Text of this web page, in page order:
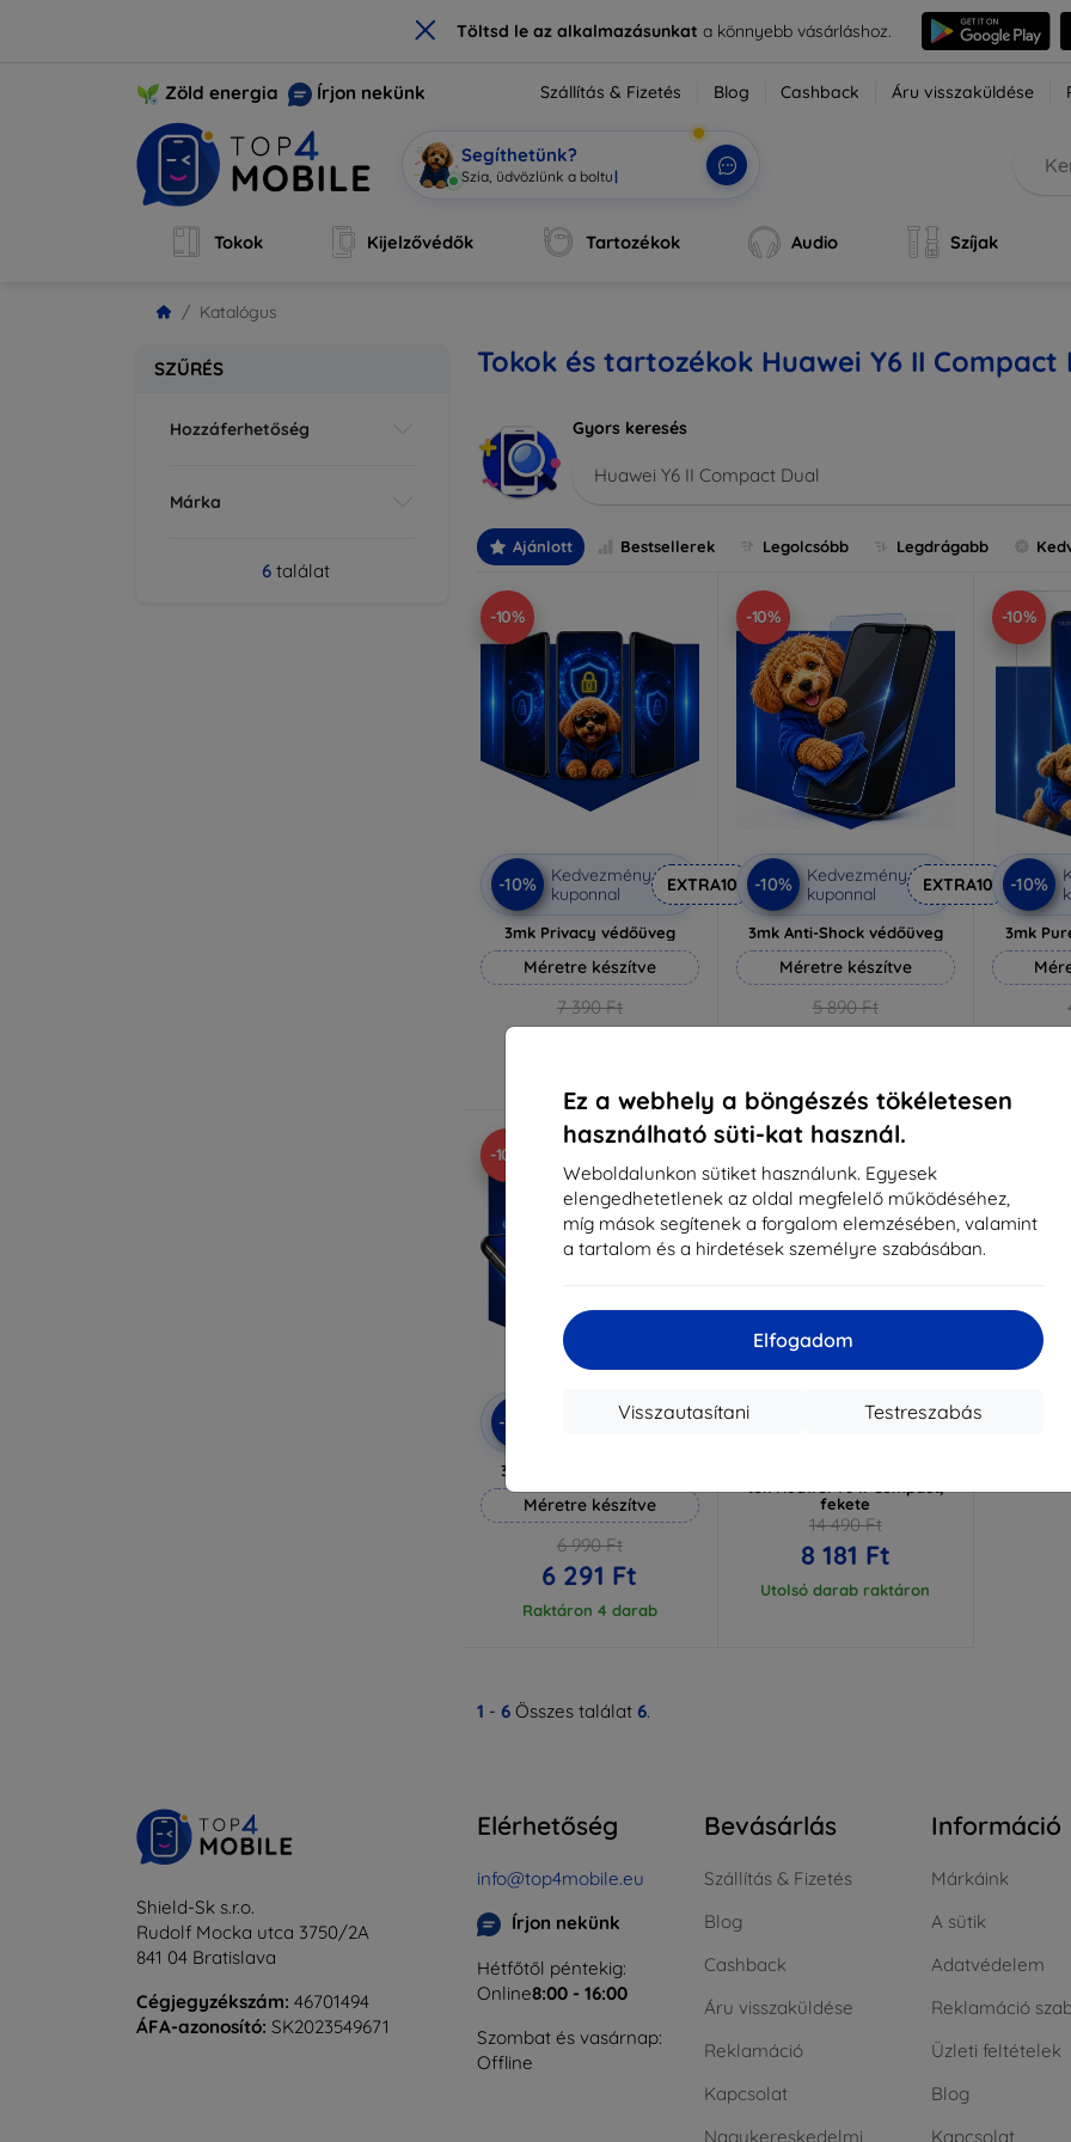
× Töltsd le az alkalmazásunkata könnyebb vásárláshoz.
Ez a webhely a böngészés tökéletesen
használható süti-kat használ.
Weboldalunkon sütiket használunk. Egyesek
elengedhetetlenek az oldal megfelelő működéséhez,
míg mások segítenek a forgalom elemzésében, valamint
a tartalom és a hirdetések személyre szabásában.
Elfogadom
Testreszabás
Visszautasítani
Zöld energia Írjon nekünk Szállítás & Fizetés Blog Cashback Áru visszaküldése
Segíthetünk?
Mo|
Tokok Kijelzővédők Tartozékok Audio Szíjak
Katalógus
SZŰRÉS
Hozzáferhetőség
Márka
6találat
Tokok és tartozékok Huawei Y6 II Compact
Gyors keresés
Huawei Y6 II Compact Dual
Ajánlott Bestsellerek Legolcsóbb Legdrágabb
-10%
-10%
Kedvezmény
kuponnal
EXTRA10
3mk Privacy védőüveg
Méretre készítve
7 390 Ft
6 651 Ft
-10%
-10%
Kedvezmény
kuponnal
EXTRA10
3mk Anti-Shock védőüveg
Méretre készítve
5 890 Ft
5 301 Ft
-10%
-10%
3mk
-10%
-10%
Kedvezmény
EXTRA10
3mk Hammer védőfólia
Méretre készítve
6 990 Ft
6 291 Ft
Raktáron 4 darab
Kedvezmény
EXTRA10
fekete
14 490 Ft
8 181 Ft
Utolsó darab raktáron
1 - 6 Összes találat 6.
Shield-Sk s.r.o.
Rudolf Mocka utca 3750/2A
841 04 Bratislava
Cégjegyzékszám: 46701494
ÁFA-azonosító: SK2023549671
Elérhetőség
info@top4mobile.eu
Írjon nekünk
Hétfőtől péntekig:
Online8:00 - 16:00
Szombat és vasárnap:
Offline
Bevásárlás
Szállítás & Fizetés
Blog
Cashback
Áru visszaküldése
Reklamáció
Kapcsolat
Nagykereskedelmi
Információ
Márkáink
A sütik
Adatvédelem
Reklamáció
Üzleti feltételek
Blog
Kapcsolat